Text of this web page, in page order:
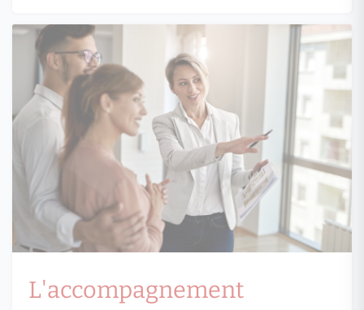
L'accompagnement